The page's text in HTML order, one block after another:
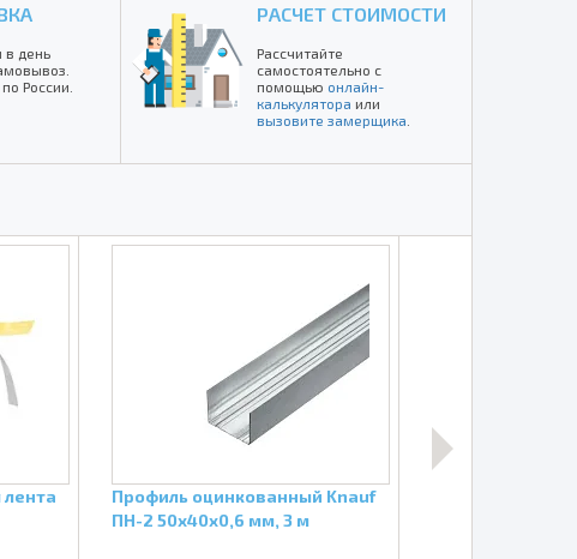
в день
России.
РАСЧЕТ СТОИМОСТИ
Рассчитайте
самостоятельно с
помощью онлайн-
калькулятора или
вызовите замерщика
лента
Профиль оцинкованный Knauf
ПН-2 50х40х0,6 мм, 3 м